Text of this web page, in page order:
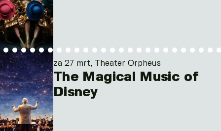
za 27 mrt, Theater Orpheus
The Magical Music of
Disney